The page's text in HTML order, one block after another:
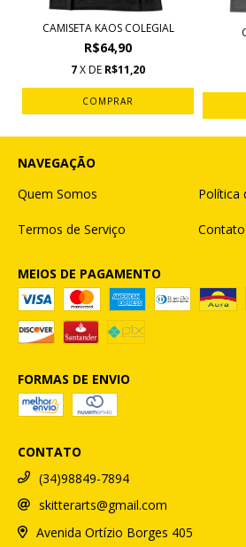
CAMISETA KAOS COLEGIAL
R$64,90
7X DE R$11,20
COMPRAR
NAVEGAÇÃO
Quem Somos
Política
Termos de Serviço Contato
MEIOS DE PAGAMENTO
FORMAS DE ENVIO
CONTATO
(34)98849-7894
skitterarts@gmail.com
Avenida Ortízio Borges 405